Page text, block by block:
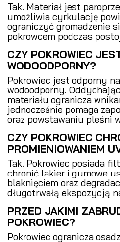
Tak. Materiał jest
umożliwia cyrkulację
ograniczyć gromadzenie
pokrowcem podczas
CZY POKROWIEC
WODOODPORNY?
Pokrowiec jest odporny
wodoodporny.
materiału ogranicza
jednocześnie pomaga
oraz powstawaniu pleśni
CZY POKROWIEC
PROMIENIOWANIEM
Tak. Pokrowiec posiada
chronić lakier i gumowe
blaknięciem oraz
długotrwałą ekspozycją
PRZED JAKIMI
POKROWIEC?
Pokrowiec ogranicza